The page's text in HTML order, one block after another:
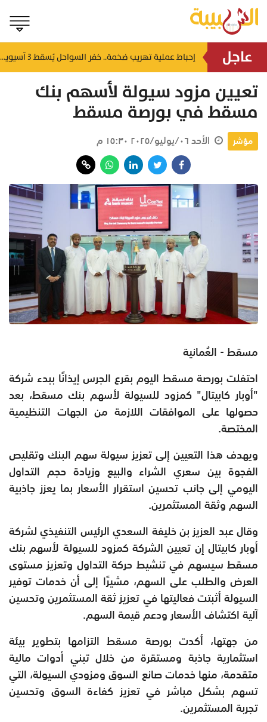
عاجل منذ ٨ ساعات إحباط عملية تهريب ضخمة.. خفر السواحل يُسقط 3 آسيويين بحوزتهم 66 كجم من الكريستال
تعيين مزود سيولة لأسهم بنك
مسقط في بورصة مسقط
مؤشر الأحد ٠٦/يوليو/٢٠٢٥ ١٥:٣٠ م
مسقط - العُمانية
احتفلت بورصة مسقط اليوم بقرع الجرس إيذانًا ببدء شركة
"أوبار كابيتال" كمزود للسيولة لأسهم بنك مسقط، بعد
حصولها على الموافقات اللازمة من الجهات التنظيمية
المختصة.
ويهدف هذا التعيين إلى تعزيز سيولة سهم البنك وتقليص
الفجوة بين سعري الشراء والبيع وزيادة حجم التداول
اليومي إلى جانب تحسين استقرار الأسعار بما يعزز جاذبية
السهم وثقة المستثمرين.
وقال عبد العزيز بن خليفة السعدي الرئيس التنفيذي لشركة
أوبار كابيتال إن تعيين الشركة كمزود للسيولة لأسهم بنك
مسقط سيسهم في تنشيط حركة التداول وتعزيز مستوى
العرض والطلب على السهم، مشيرًا إلى أن خدمات توفير
السيولة أثبتت فعاليتها في تعزيز ثقة المستثمرين وتحسين
آلية اكتشاف الأسعار ودعم قيمة السهم.
من جهتها، أكدت بورصة مسقط التزامها بتطوير بيئة
استثمارية جاذبة ومستقرة من خلال تبني أدوات مالية
متقدمة، منها خدمات صانع السوق ومزودي السيولة، التي
تسهم بشكل مباشر في تعزيز كفاءة السوق وتحسين
تجربة المستثمرين.